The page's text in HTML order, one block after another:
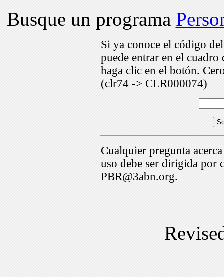
Busque un programa
Si ya conoce el código
puede entrar en el
haga clic en el botón.
(clr74 -> CLR000074)
Cualquier pregunta
uso debe ser dirigida por
PBR@3abn.org.